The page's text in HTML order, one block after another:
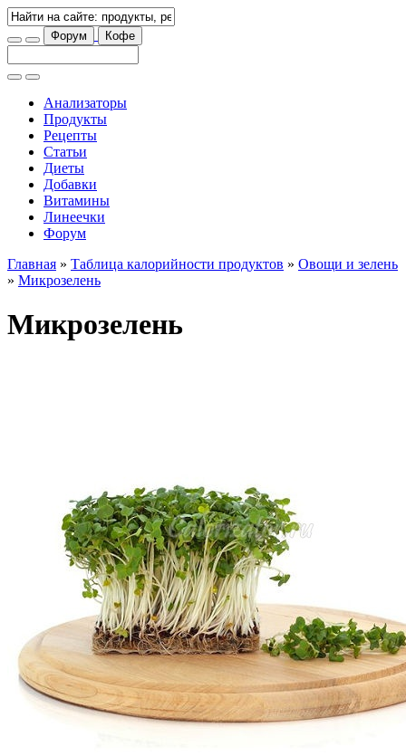
Форум Кофе
Анализаторы
Продукты
Рецепты
Статьи
Диеты
Добавки
Витамины
Линеечки
Форум
Главная » Таблица калорийности продуктов » Овощи и зелень
» Микрозелень
Микрозелень